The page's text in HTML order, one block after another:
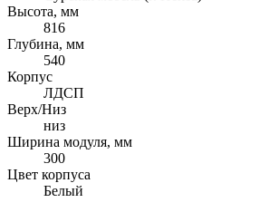
Высота, мм
816
Глубина, мм
540
Корпус
ЛДСП
Верх/Низ
низ
Ширина модуля, мм
300
Цвет корпуса
Белый